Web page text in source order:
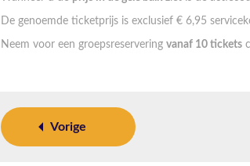
De genoemde ticketprijs is exclusief € 6,95
Neem voor een groepsreservering vanaf 10 tickets
Vorige